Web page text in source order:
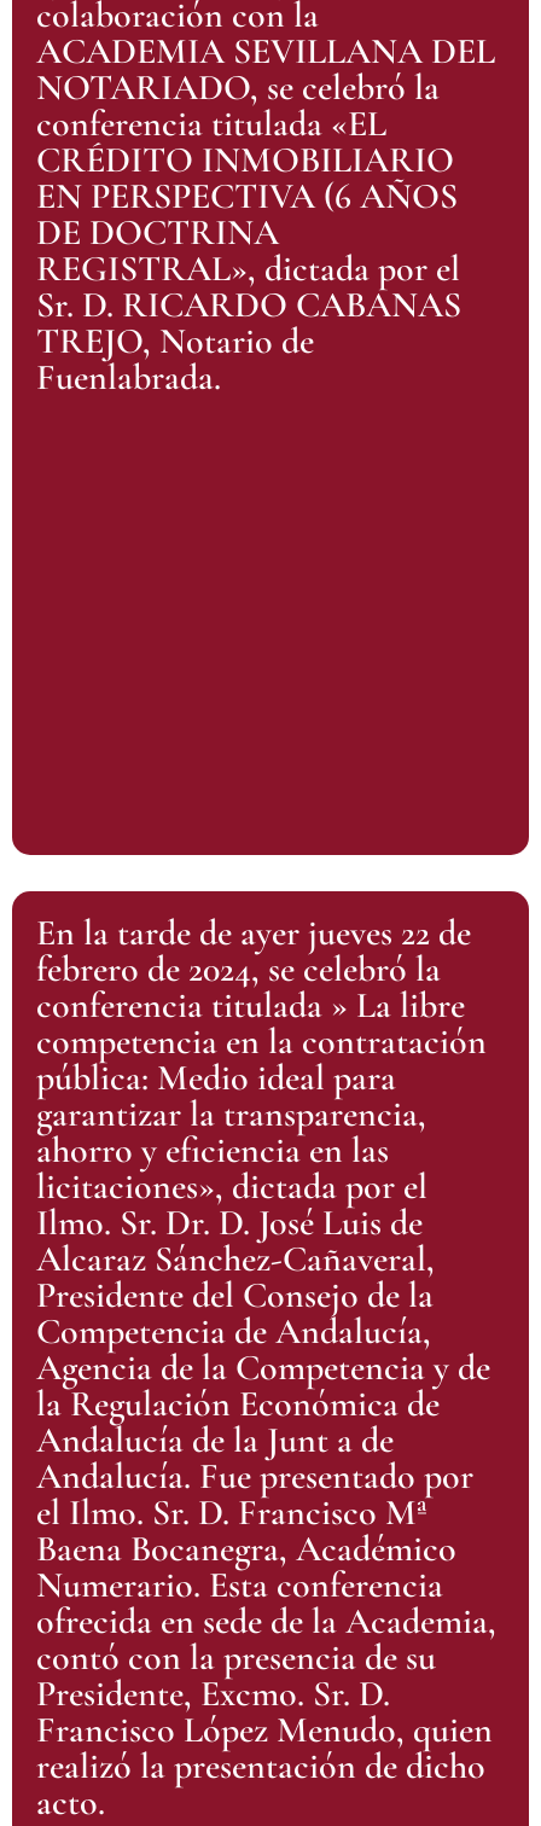
colaboración con la
ACADEMIA SEVILLANA DEL
NOTARIADO, se celebró la
conferencia titulada «EL
CRÉDITO INMOBILIARIO
EN PERSPECTIVA (6 AÑOS
DE DOCTRINA
REGISTRAL», dictada por el
Sr. D. RICARDO CABANAS
TREJO, Notario de
Fuenlabrada.
En la tarde de ayer jueves 22 de
febrero de 2024, se celebró la
conferencia titulada » La libre
competencia en la contratación
pública: Medio ideal para
garantizar la transparencia,
ahorro y eficiencia en las
licitaciones», dictada por el
Ilmo. Sr. Dr. D. José Luis de
Alcaraz Sánchez-Cañaveral,
Presidente del Consejo de la
Competencia de Andalucía,
Agencia de la Competencia y de
la Regulación Económica de
Andalucía de la Junt a de
Andalucía. Fue presentado por
el Ilmo. Sr. D. Francisco Mª
Baena Bocanegra, Académico
Numerario. Esta conferencia
ofrecida en sede de la Academia,
contó con la presencia de su
Presidente, Excmo. Sr. D.
Francisco López Menudo, quien
realizó la presentación de dicho
acto.